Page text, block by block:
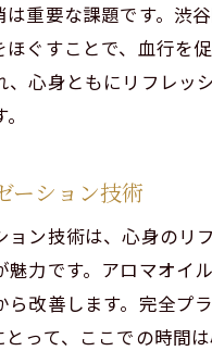
信頼で
ホルモンバ
ホルモ
完全個
アクセ
肩の凝りに
重要な課題です。渋
ぐすことで、血行を
心身ともにリフレ
ーション技術
ン技術は、心身のリ
力です。アロマオイ
改善します。完全プ
って、ここでの時間